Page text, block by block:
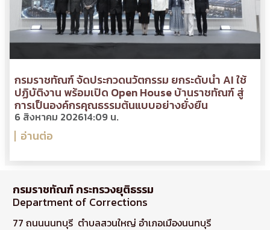
กรมราชทัณฑ์ จัดประกวดนวัตกรรม ยกระดับนำ AI ใช้
ปฏิบัติงาน พร้อมเปิด Open House บ้านราชทัณฑ์ สู่
การเป็นองค์กรคุณธรรมต้นแบบอย่างยั่งยืน
6 สิงหาคม 202614:09 น.
อ่านต่อ
กรมราชทัณฑ์ กระทรวงยุติธรรม
Department of Corrections
77 ถนนนนทบุรี ตำบลสวนใหญ่ อำเภอเมืองนนทบุรี